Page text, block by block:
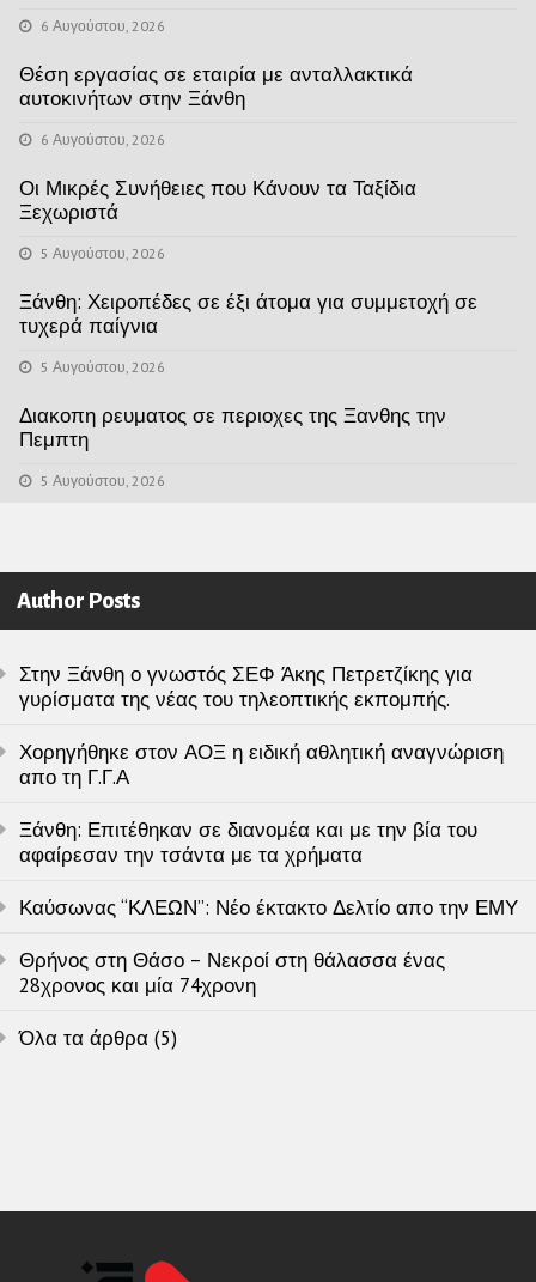
6 Αυγούστου, 2026
Θέση εργασίας σε εταιρία με ανταλλακτικά
αυτοκινήτων στην Ξάνθη
6 Αυγούστου, 2026
Οι Μικρές Συνήθειες που Κάνουν τα Ταξίδια
Ξεχωριστά
5 Αυγούστου, 2026
Ξάνθη: Χειροπέδες σε έξι άτομα για συμμετοχή σε
τυχερά παίγνια
5 Αυγούστου, 2026
Διακοπη ρευματος σε περιοχες της Ξανθης την
Πεμπτη
5 Αυγούστου, 2026
Author Posts
Στην Ξάνθη ο γνωστός ΣΕΦ Άκης Πετρετζίκης για
γυρίσματα της νέας του τηλεοπτικής εκπομπής.
Χορηγήθηκε στον ΑΟΞ η ειδική αθλητική αναγνώριση
απο τη Γ.Γ.Α
Ξάνθη: Επιτέθηκαν σε διανομέα και με την βία του
αφαίρεσαν την τσάντα με τα χρήματα
Καύσωνας “ΚΛΕΩΝ”: Νέο έκτακτο Δελτίο απο την ΕΜΥ
Θρήνος στη Θάσο – Νεκροί στη θάλασσα ένας
28χρονος και μία 74χρονη
Όλα τα άρθρα (5)